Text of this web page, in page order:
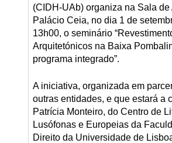
(CIDH-UAb) organiza na Sala de
Palácio Ceia, no dia 1 de
13h00, o seminário
Arquitetónicos na Baixa
programa integrado”.
A iniciativa, organizada em
outras entidades, e que estará a
Patrícia Monteiro, do Centro de
Lusófonas e Europeias da
Direito da Universidade de